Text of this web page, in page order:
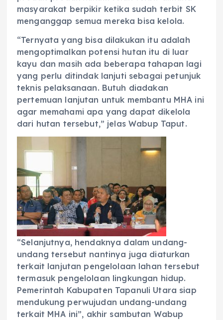
masyarakat berpikir ketika sudah terbit SK
menganggap semua mereka bisa kelola.
“Ternyata yang bisa dilakukan itu adalah
mengoptimalkan potensi hutan itu di luar
kayu dan masih ada beberapa tahapan lagi
yang perlu ditindak lanjuti sebagai petunjuk
teknis pelaksanaan. Butuh diadakan
pertemuan lanjutan untuk membantu MHA ini
agar memahami apa yang dapat dikelola
dari hutan tersebut,” jelas Wabup Taput.
“Selanjutnya, hendaknya dalam undang-
undang tersebut nantinya juga diaturkan
terkait lanjutan pengelolaan lahan tersebut
termasuk pengelolaan lingkungan hidup.
Pemerintah Kabupaten Tapanuli Utara siap
mendukung perwujudan undang-undang
terkait MHA ini”, akhir sambutan Wabup